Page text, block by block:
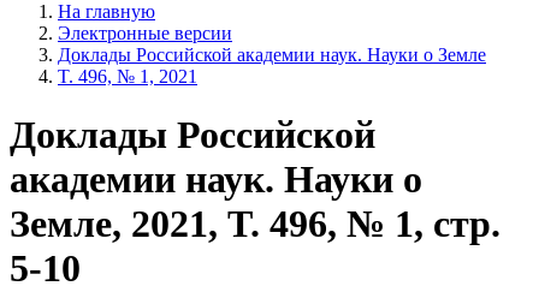
На главную
Электронные версии
Доклады Российской академии наук. Науки о Земле
T. 496, № 1, 2021
Доклады Российской
академии наук. Науки о
Земле, 2021, T. 496, № 1, стр.
5-10